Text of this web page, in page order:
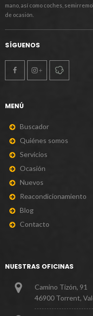
mano, así como coches,
de ocasión.
SÍGUENOS
MENÚ
Buscador
Quiénes somos
Servicios
Ocasión
Nuevos
Reacondicionamiento
Blog
Contacto
NUESTRAS OFICINAS
Camino Tizón, 91
46900 Torrent,